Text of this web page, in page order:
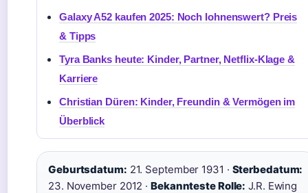
Galaxy A52 kaufen 2025: Noch lohnenswert? Preis
& Tipps
Tyra Banks heute: Kinder, Partner, Netflix-Klage &
Karriere
Christian Düren: Kinder, Freundin & Vermögen im
Überblick
Geburtsdatum: 21. September 1931 · Sterbedatum:
23. November 2012 · Bekannteste Rolle: J.R. Ewing